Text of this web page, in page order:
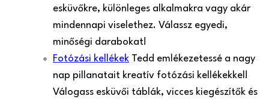
esküvőkre, különleges alkalmakra vagy akár
mindennapi viselethez. Válassz egyedi,
minőségi darabokat!
Fotózási kellékek Tedd emlékezetessé a nagy
nap pillanatait kreatív fotózási kellékekkel!
Válogass esküvői táblák, vicces kiegészítők és